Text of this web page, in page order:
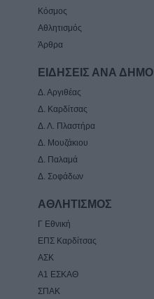
Κόσμος
Αθλητισμός
Άρθρα
ΕΙΔΗΣΕΙΣ ΑΝΑ ΔΗΜΟ
Δ. Αργιθέας
Δ. Καρδίτσας
Δ. Λ. Πλαστήρα
Δ. Μουζάκιου
Δ. Παλαμά
Δ. Σοφάδων
ΑΘΛΗΤΙΣΜΟΣ
Γ Εθνική
ΕΠΣ Καρδίτσας
ΑΣΚ
Α1 ΕΣΚΑΘ
ΣΠΑΚ